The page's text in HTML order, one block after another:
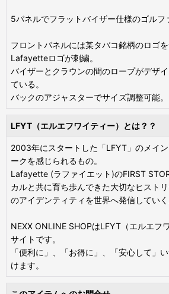
5パネルでフラットバイザー仕様のゴルフ
フロントパネルには某タバコ銘柄のロゴ
Lafayetteロゴが刺繍。
バイザーとクラウンの間のロープがデザ
ている。
バックのアジャスターでサイズ調整可能。
LFYT（エルエフワイティー）とは？？
2003年にスタートした「LFYT」のメイ
ークを感じられるもの。
Lafayette (ラファイエット)のFIRST
カルと共に育ち歩んできた大切なヒスト
のアイデンティティを世界へ発信していく
NEXX ONLINE SHOPはLFYT（エルエフ
サイトです。
「便利に」、「お得に」、「安心して」
けます。